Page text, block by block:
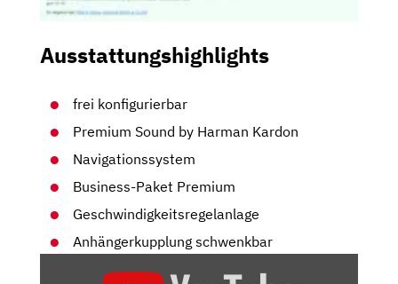
Ausstattungshighlights
frei konfigurierbar
Premium Sound by Harman Kardon
Navigationssystem
Business-Paket Premium
Geschwindigkeitsregelanlage
Anhängerkupplung schwenkbar